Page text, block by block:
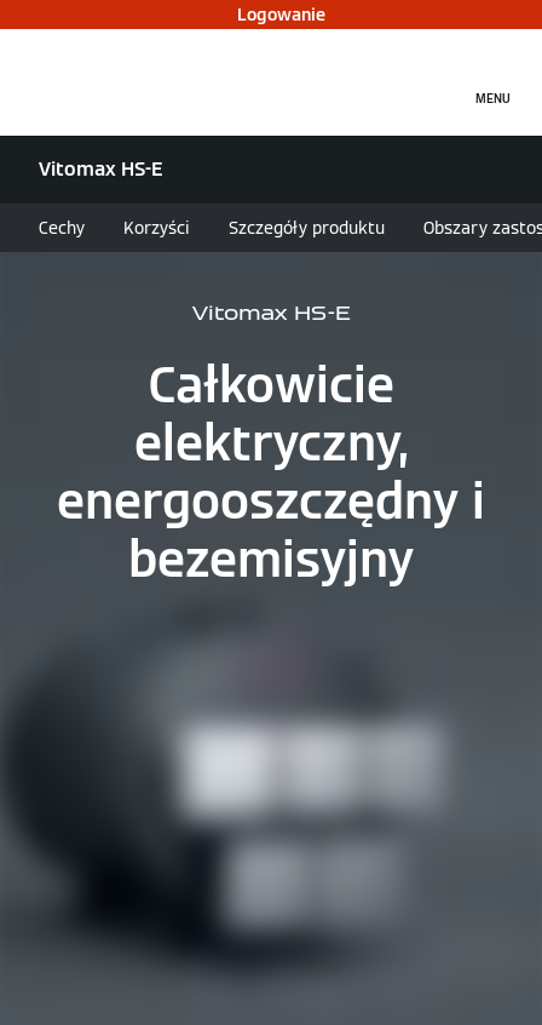
Logowanie
MENU
Vitomax HS-E
Cechy Korzyści Szczegóły produktu Obszary
Vitomax HS-E
Całkowicie
elektryczny,
energooszczędny i
bezemisyjny